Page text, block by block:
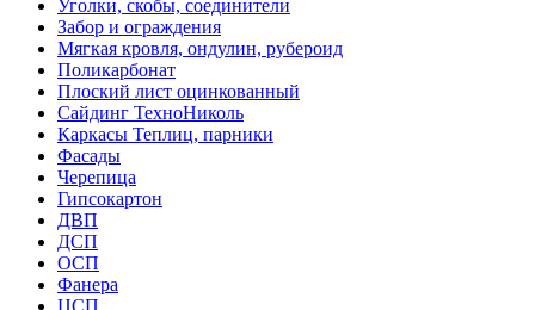
Уголки, скобы, соединители
Забор и ограждения
Мягкая кровля, ондулин, рубероид
Поликарбонат
Плоский лист оцинкованный
Сайдинг ТехноНиколь
Каркасы Теплиц, парники
Фасады
Черепица
Гипсокартон
ДВП
ДСП
ОСП
Фанера